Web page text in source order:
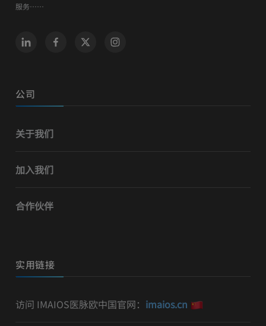
服务……
公司
关于我们
加入我们
合作伙伴
实用链接
访问 IMAIOS医脉欧中国官网： imaios.cn